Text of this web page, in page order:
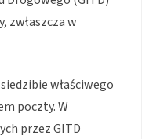
zwłaszcza w
właściwego
poczty. W
przez GITD